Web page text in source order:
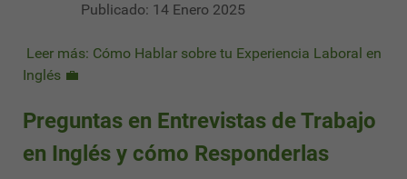
Publicado: 14 Enero 2025
Leer más: Cómo Hablar sobre tu Experiencia Laboral en
Inglés 💼
Preguntas en Entrevistas de Trabajo
en Inglés y cómo Responderlas